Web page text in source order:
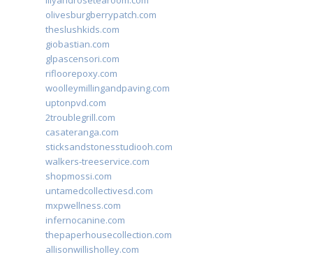
olivesburgberrypatch.com
theslushkids.com
giobastian.com
glpascensori.com
rifloorepoxy.com
woolleymillingandpaving.com
uptonpvd.com
2troublegrill.com
casateranga.com
sticksandstonesstudiooh.com
walkers-treeservice.com
shopmossi.com
untamedcollectivesd.com
mxpwellness.com
infernocanine.com
thepaperhousecollection.com
allisonwillisholley.com